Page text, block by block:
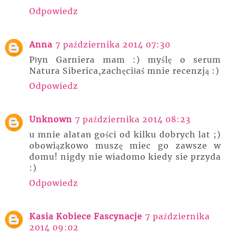
Odpowiedz
Anna 7 października 2014 07:30
Płyn Garniera mam :) myślę o serum
Natura Siberica,zachęciłaś mnie recenzją :)
Odpowiedz
Unknown 7 października 2014 08:23
u mnie alatan gości od kilku dobrych lat ;)
obowiązkowo muszę miec go zawsze w
domu! nigdy nie wiadomo kiedy sie przyda
:)
Odpowiedz
Kasia Kobiece Fascynacje 7 października
2014 09:02